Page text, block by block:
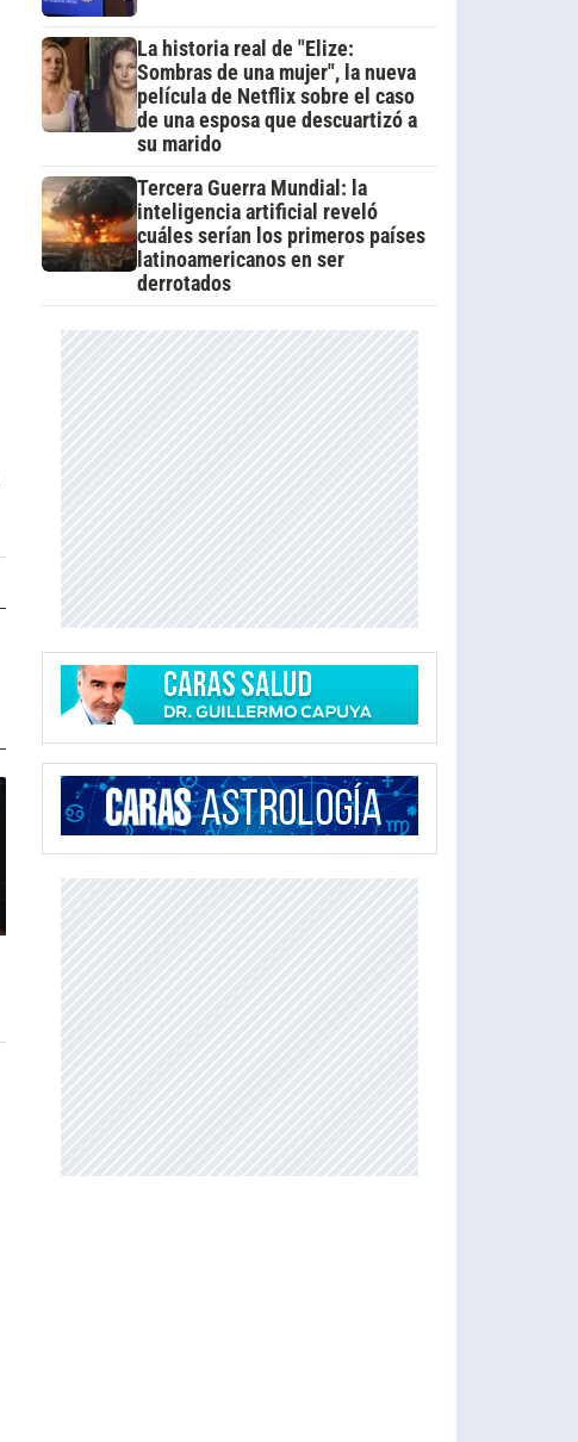
La historia real de "Elize:
Sombras de una mujer", la nueva
película de Netflix sobre el caso
de una esposa que descuartizó a
su marido
Tercera Guerra Mundial: la
inteligencia artificial reveló
cuáles serían los primeros países
latinoamericanos en ser
derrotados